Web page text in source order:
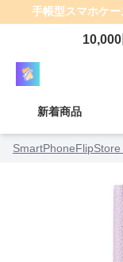
手帳型スマホケー
10,000
新着商品